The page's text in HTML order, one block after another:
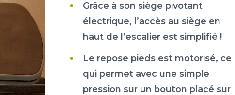
Grâce à son siège pivotant
électrique, l’accès au siège en
haut de l’escalier est simplifié !
Le repose pieds est motorisé, ce
qui permet avec une simple
pression sur un bouton placé sur